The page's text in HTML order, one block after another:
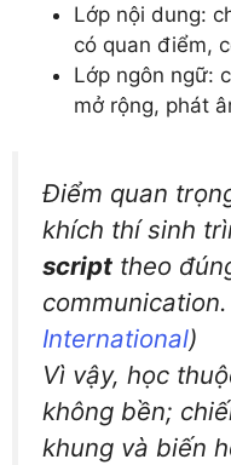
Lớp nội dung:
có quan điểm,
Lớp ngôn ngữ:
mở rộng, phát
Điểm quan
khích thí sinh
script theo
communication
International)
Vì vậy, học
không bền;
khung và biến